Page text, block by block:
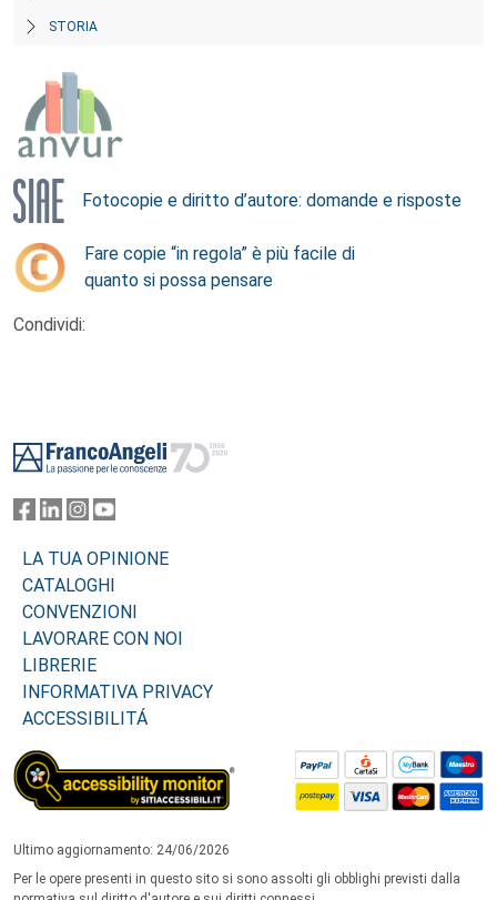
STORIA
Fotocopie e diritto d’autore: domande e risposte
Fare copie “in regola” è più facile di
quanto si possa pensare
Condividi:
LA TUA OPINIONE
CATALOGHI
CONVENZIONI
LAVORARE CON NOI
LIBRERIE
INFORMATIVA PRIVACY
ACCESSIBILITÁ
Ultimo aggiornamento: 24/06/2026
Per le opere presenti in questo sito si sono assolti gli obblighi previsti dalla